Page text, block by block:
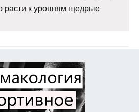
расти к уровням щедрые